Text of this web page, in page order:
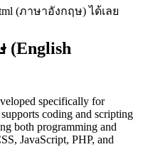
(ภาษาอังกฤษ) ได้เลย
(English
specifically for
coding and scripting
both programming and
JavaScript, PHP, and